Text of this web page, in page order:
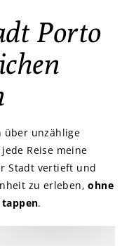
Porto
über unzählige
Reise meine
Stadt vertieft und
zu erleben,ohne
.